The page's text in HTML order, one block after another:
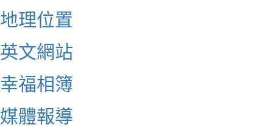
地理位置
英文網站
幸福相簿
媒體報導